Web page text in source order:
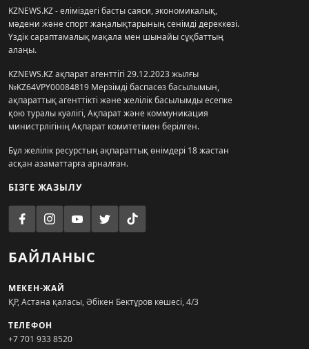
KZNEWS.KZ - еліміздегі басты саяси, экономикалық,
мәдени және спорт жаңалықтарының сенімді дереккөзі.
Үздік сараптамалық мақала мен шынайы сұқбаттың
алаңы.
KZNEWS.KZ ақпарат агенттігі 29.12.2023 жылғы
№KZ64VPY00084819 Мерзімді баспасөз басылымын,
ақпараттық агенттікті және желілік басылымды есепке
қою туралы куәлігі, Ақпарат және коммуникация
министрлігінің Ақпарат комитетімен берілген.
Бұл желілік ресурстың ақпараттық өнімдері 18 жастан
асқан азаматтарға арналған.
БІЗГЕ ЖАЗЫЛУ
БАЙЛАНЫС
МЕКЕН-ЖАЙ
ҚР, Астана қаласы, Әбікен Бектұров көшесі, 4/3
ТЕЛЕФОН
+7 701 933 8520